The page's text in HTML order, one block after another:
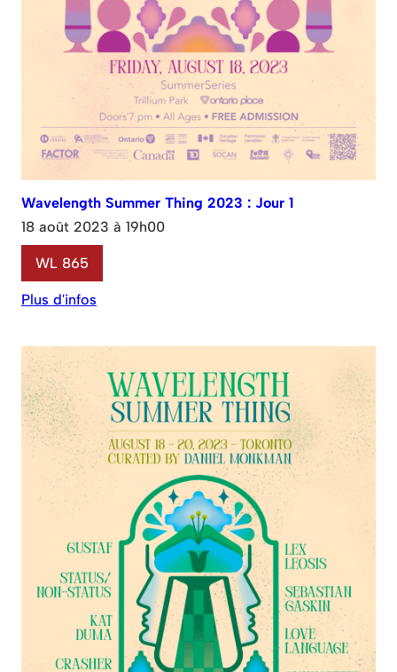
Wavelength Summer Thing 2023 : Jour 1
18 août 2023 à 19h00
WL 865
Plus d'infos